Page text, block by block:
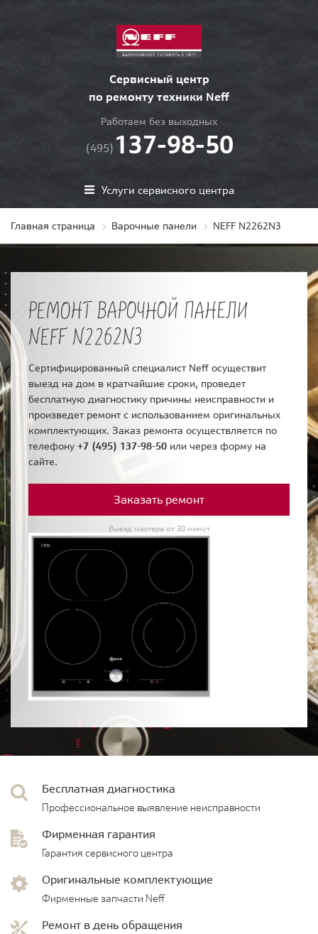
Сервисный центр
по ремонту техники Neff
Работаем без выходных
(495) 137-98-50
Услуги сервисного центра
Главная страница Варочные панели NEFF N2262N3
РЕМОНТ ВАРОЧНОЙ ПАНЕЛИ
NEFF N2262N3
Сертифицированный специалист Neff осуществит
выезд на дом в кратчайшие сроки, проведет
бесплатную диагностику причины неисправности и
произведет ремонт с использованием оригинальных
комплектующих. Заказ ремонта осуществляется по
телефону +7 (495) 137-98-50 или через форму на
сайте.
Заказать ремонт
Выезд мастера от 30 минут
Бесплатная диагностика
Профессиональное выявление неисправности
Фирменная гарантия
Гарантия сервисного центра
Оригинальные комплектующие
Фирменные запчасти Neff
Ремонт в день обращения